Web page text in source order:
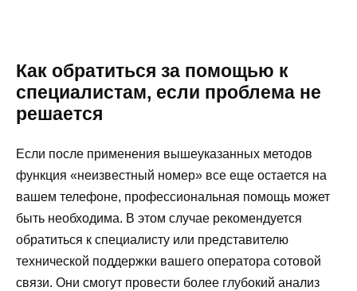
Как обратиться за помощью к
специалистам, если проблема не
решается
Если после применения вышеуказанных методов
функция «неизвестный номер» все еще остается на
вашем телефоне, профессиональная помощь может
быть необходима. В этом случае рекомендуется
обратиться к специалисту или представителю
технической поддержки вашего оператора сотовой
связи. Они смогут провести более глубокий анализ